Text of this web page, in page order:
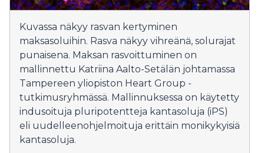
Kuvassa näkyy rasvan kertyminen
maksasoluihin. Rasva näkyy vihreänä, solurajat
punaisena. Maksan rasvoittuminen on
mallinnettu Katriina Aalto-Setälän johtamassa
Tampereen yliopiston Heart Group -
tutkimusryhmässä. Mallinnuksessa on käytetty
indusoituja pluripotentteja kantasoluja (iPS)
eli uudelleenohjelmoituja erittäin monikykyisiä
kantasoluja.